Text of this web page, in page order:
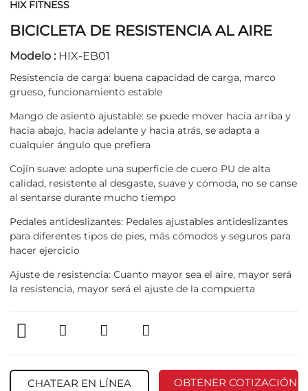
HIX FITNESS
BICICLETA DE RESISTENCIA AL AIRE
Modelo : HIX-EB01
Resistencia de carga: buena capacidad de carga, marco
grueso, funcionamiento estable
Mango de asiento ajustable: se puede mover hacia arriba y
hacia abajo, hacia adelante y hacia atrás, se adapta a
cualquier ángulo que prefiera
Cojín suave: adopte una superficie de cuero PU de alta
calidad, resistente al desgaste, suave y cómoda, no se canse
al sentarse durante mucho tiempo
Pedales antideslizantes: Pedales ajustables antideslizantes
para diferentes tipos de pies, más cómodos y seguros para
hacer ejercicio
Ajuste de resistencia: Cuanto mayor sea el aire, mayor será
la resistencia, mayor será el ajuste de la compuerta
CHATEAR EN LÍNEA OBTENER COTIZACIÓN